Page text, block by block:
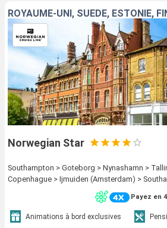
Norwegian Star
Southampton > Goteborg > Nynashamn >
Copenhague > Ijmuiden (Amsterdam) >
Payez en
Animations à bord exclusives